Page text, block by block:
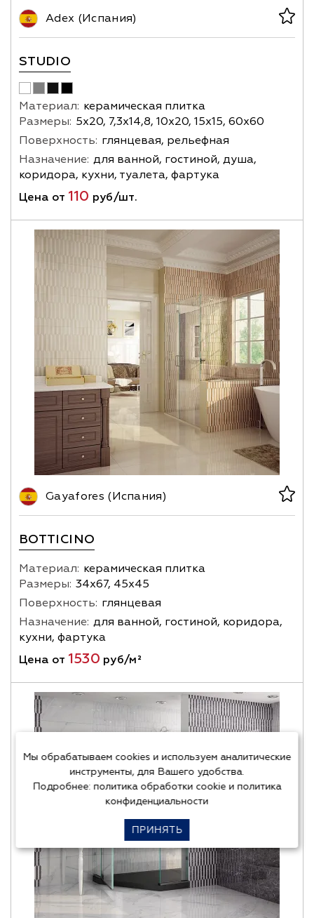
Adex (Испания)
STUDIO
Материал: керамическая плитка
Размеры: 5х20, 7,3х14,8, 10х20, 15х15, 60х60
Поверхность: глянцевая, рельефная
Назначение: для ванной, гостиной, душа,
коридора, кухни, туалета, фартука
Цена от 110 руб/шт.
Gayafores (Испания)
BOTTICINO
Материал: керамическая плитка
Размеры: 34х67, 45х45
Поверхность: глянцевая
Назначение: для ванной, гостиной, коридора,
кухни, фартука
Цена от 1530 руб/м²
Мы обрабатываем cookies и используем аналитические
инструменты, для Вашего удобства.
Подробнее: политика обработки cookieи политика
конфиденциальности
ПРИНЯТЬ